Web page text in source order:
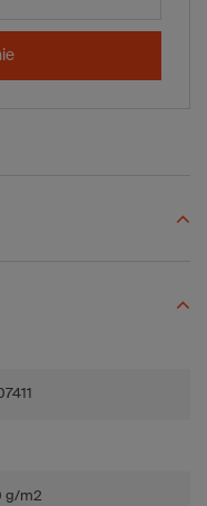
do koszyka
g/m2